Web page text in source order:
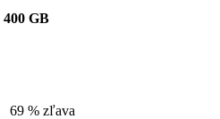
400 GB
69 % zľava